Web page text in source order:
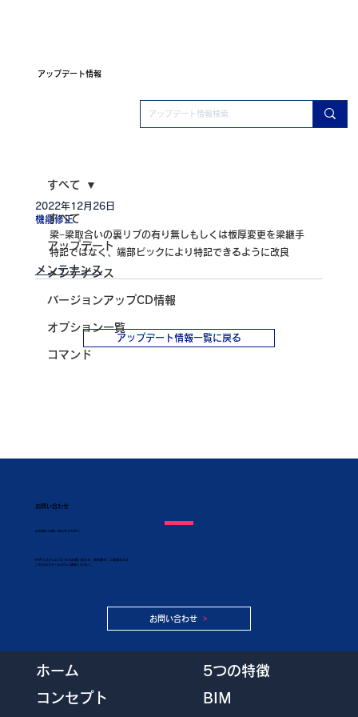
アップデート情報
アップデート情報一覧に戻る
お問い合わせ
​お気軽にお問い合わせください
お問い合わせ
KAPシステムについてのお問い合わせ、資料請求、ご質問などは
こちらのフォームからご連絡ください。
すべて
アップデート
メンテナンス
バージョンアップCD情報
オプション一覧
コマンド
すべて
機能修正
2022年12月26日
梁−梁取合いの裏リブの有り無しもしくは板厚変更を梁継手
特記ではなく、端部ピックにより特記できるように改良
メンテナンス
ホーム
コンセプト
5つの特徴
BIM